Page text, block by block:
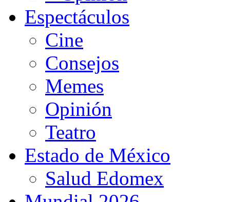
Espectáculos
Cine
Consejos
Memes
Opinión
Teatro
Estado de México
Salud Edomex